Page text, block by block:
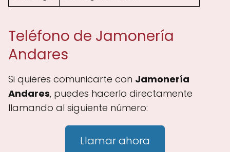
Teléfono de Jamonería
Andares
Si quieres comunicarte con Jamonería
Andares, puedes hacerlo directamente
llamando al siguiente número:
Llamar ahora